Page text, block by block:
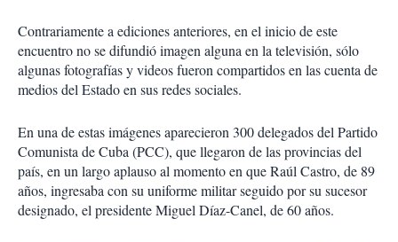
Contrariamente a ediciones anteriores, en el inicio de este
encuentro no se difundió imagen alguna en la televisión, sólo
algunas fotografías y videos fueron compartidos en las cuenta de
medios del Estado en sus redes sociales.
En una de estas imágenes aparecieron 300 delegados del Partido
Comunista de Cuba (PCC), que llegaron de las provincias del
país, en un largo aplauso al momento en que Raúl Castro, de 89
años, ingresaba con su uniforme militar seguido por su sucesor
designado, el presidente Miguel Díaz-Canel, de 60 años.